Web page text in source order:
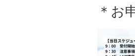
＊お